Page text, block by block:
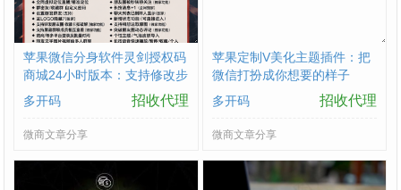
苹果微信分身软件灵剑授权码
商城24小时版本：支持修改步
数-朋友圈发1小时视频
多开码 招收代理
微商文章分享
苹果定制V美化主题插件：把
微信打扮成你想要的样子
多开码
招收代理
微商文章分享